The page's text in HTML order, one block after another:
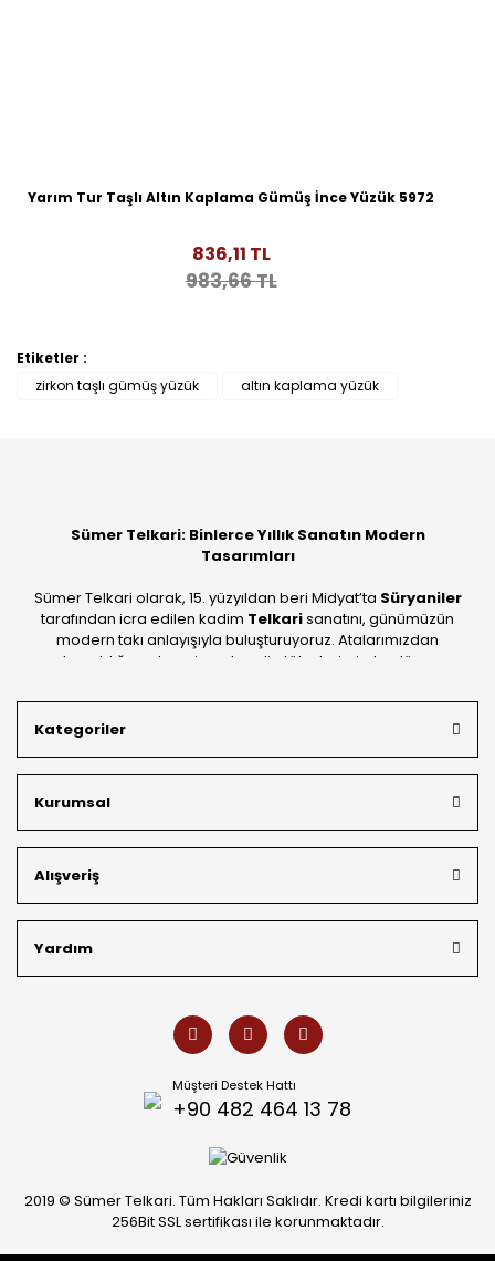
Yarım Tur Taşlı Altın Kaplama Gümüş İnce Yüzük 5972
836,11 TL
983,66 TL
Etiketler :
zirkon taşlı gümüş yüzük
altın kaplama yüzük
Sümer Telkari: Binlerce Yıllık Sanatın Modern
Tasarımları
Sümer Telkari olarak, 15. yüzyıldan beri Midyat’ta Süryaniler
tarafından icra edilen kadim Telkarisanatını, günümüzün
modern takı anlayışıyla buluşturuyoruz. Atalarımızdan
devraldığımız bu mirası; kendi atölyelerimizde, dünya
Mardin’in tarihi dokusunu yansıtan geleneksel işlemeleri, her
bütçeye uygun
müşterilerimizin özel siparişlerini benzersiz bir titizlikle
hazırlıyor; köklü geçmişimizi geleceğin takı modasına
güvenle taşıyoruz.
Kategoriler
Kurumsal
Alışveriş
Yardım
Müşteri Destek Hattı
+90 482 464 13 78
2019 © Sümer Telkari. Tüm Hakları Saklıdır. Kredi kartı bilgileriniz
256Bit SSL sertifikası ile korunmaktadır.